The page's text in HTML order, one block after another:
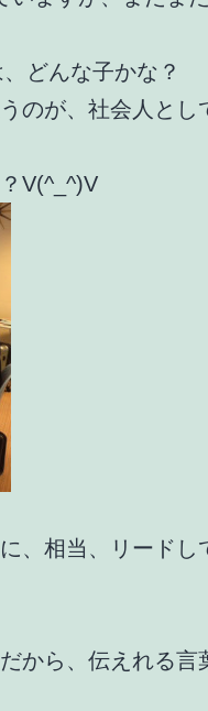
どんな子かな？
のが、社会人とし
V(^_^)V
、相当、リードし
から、伝えれる言